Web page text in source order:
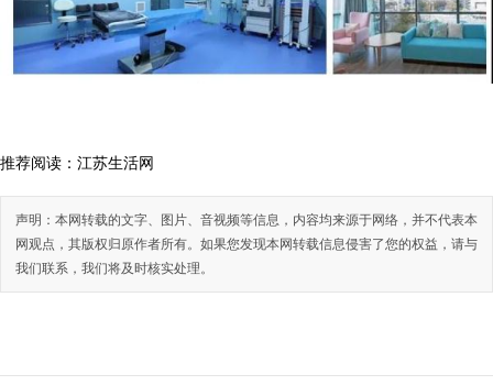
推荐阅读： 江苏生活网
声明：本网转载的文字、图片、音视频等信息，内容均来源于网络，并不代表本
网观点，其版权归原作者所有。如果您发现本网转载信息侵害了您的权益，请与
我们联系，我们将及时核实处理。